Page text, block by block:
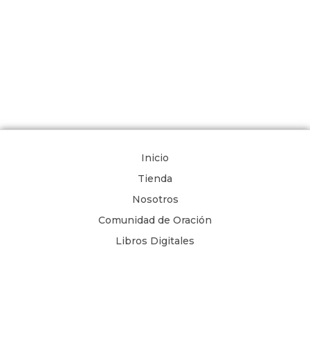
Inicio
Tienda
Nosotros
Comunidad de Oración
Libros Digitales